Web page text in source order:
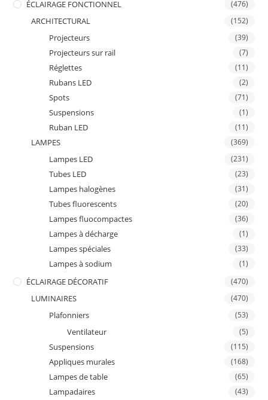
ÉCLAIRAGE FONCTIONNEL (476)
ARCHITECTURAL (152)
Projecteurs (39)
Projecteurs sur rail (7)
Réglettes (11)
Rubans LED (2)
Spots (71)
Suspensions (1)
Ruban LED (11)
LAMPES (369)
Lampes LED (231)
Tubes LED (23)
Lampes halogènes (31)
Tubes fluorescents (20)
Lampes fluocompactes (36)
Lampes à décharge (1)
Lampes spéciales (33)
Lampes à sodium (1)
ÉCLAIRAGE DÉCORATIF (470)
LUMINAIRES (470)
Plafonniers (53)
Ventilateur (5)
Suspensions (115)
Appliques murales (168)
Lampes de table (65)
Lampadaires (43)